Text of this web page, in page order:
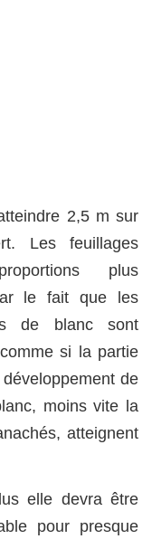
2,5 m sur
Les feuillages
plus
le fait que les
de blanc sont
si la partie
de
moins vite la
atteignent
elle devra être
pour presque